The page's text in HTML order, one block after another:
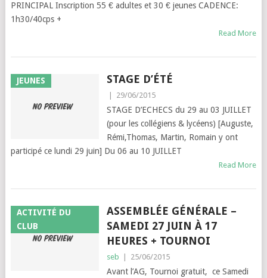
PRINCIPAL Inscription 55 € adultes et 30 € jeunes CADENCE:
1h30/40cps +
Read More
JEUNES STAGE D’ÉTÉ
29/06/2015
STAGE D’ECHECS du 29 au 03 JUILLET
(pour les collégiens & lycéens) [Auguste,
Rémi,Thomas, Martin, Romain y ont
participé ce lundi 29 juin] Du 06 au 10 JUILLET
Read More
ACTIVITÉ DU
CLUB
ASSEMBLÉE GÉNÉRALE –
SAMEDI 27 JUIN À 17
HEURES + TOURNOI
seb 25/06/2015
Avant l’AG, Tournoi gratuit, ce Samedi